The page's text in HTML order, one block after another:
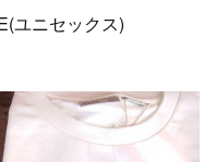
ユニセックス)